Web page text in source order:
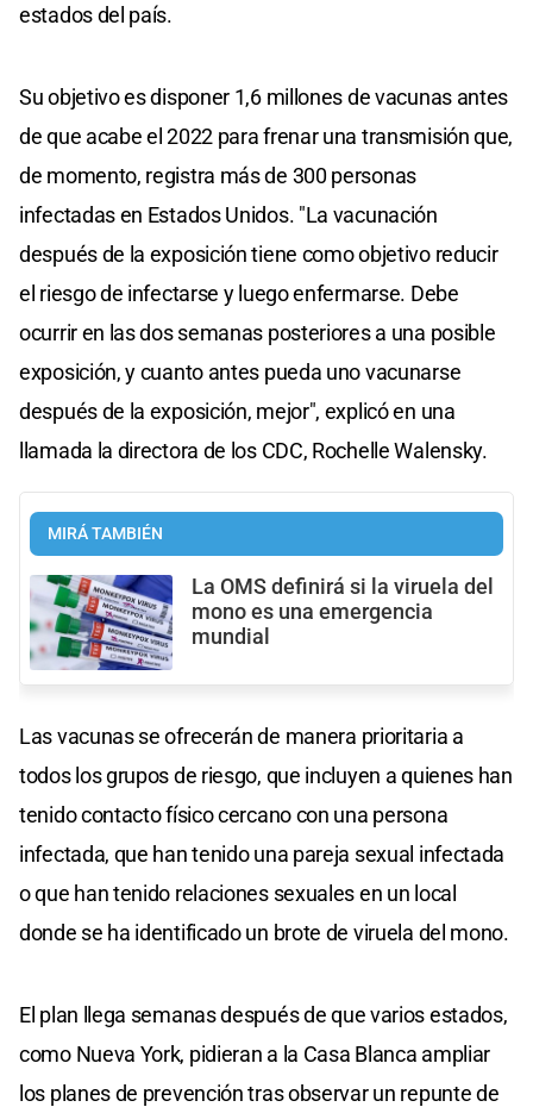
estados del país.
Su objetivo es disponer 1,6 millones de vacunas antes
de que acabe el 2022 para frenar una transmisión que,
de momento, registra más de 300 personas
infectadas en Estados Unidos. "La vacunación
después de la exposición tiene como objetivo reducir
el riesgo de infectarse y luego enfermarse. Debe
ocurrir en las dos semanas posteriores a una posible
exposición, y cuanto antes pueda uno vacunarse
después de la exposición, mejor", explicó en una
llamada la directora de los CDC, Rochelle Walensky.
MIRÁ TAMBIÉN
La OMS definirá si la viruela del
mono es una emergencia
mundial
Las vacunas se ofrecerán de manera prioritaria a
todos los grupos de riesgo, que incluyen a quienes han
tenido contacto físico cercano con una persona
infectada, que han tenido una pareja sexual infectada
o que han tenido relaciones sexuales en un local
donde se ha identificado un brote de viruela del mono.
El plan llega semanas después de que varios estados,
como Nueva York, pidieran a la Casa Blanca ampliar
los planes de prevención tras observar un repunte de